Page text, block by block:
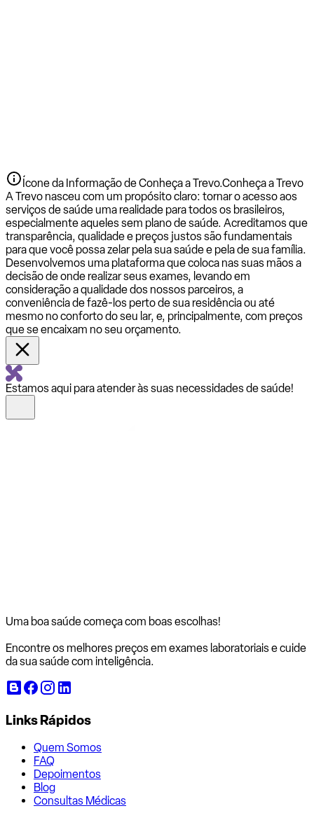
Ícone da Informação de Conheça a Trevo.Conheça a Trevo
A Trevo nasceu com um propósito claro: tornar o acesso aos
serviços de saúde uma realidade para todos os brasileiros,
especialmente aqueles sem plano de saúde. Acreditamos que
transparência, qualidade e preços justos são fundamentais
para que você possa zelar pela sua saúde e pela de sua família.
Desenvolvemos uma plataforma que coloca nas suas mãos a
decisão de onde realizar seus exames, levando em
consideração a qualidade dos nossos parceiros, a
conveniência de fazê-los perto de sua residência ou até
mesmo no conforto do seu lar, e, principalmente, com preços
que se encaixam no seu orçamento.
Estamos aqui para atender às suas necessidades de saúde!
Uma boa saúde começa com boas escolhas!
Encontre os melhores preços em exames laboratoriais e cuide
da sua saúde com inteligência.
Links Rápidos
Quem Somos
FAQ
Depoimentos
Blog
Consultas Médicas